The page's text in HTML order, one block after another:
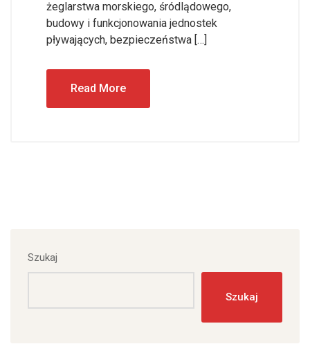
żeglarstwa morskiego, śródlądowego,
budowy i funkcjonowania jednostek
pływających, bezpieczeństwa […]
Read More
Szukaj
Szukaj